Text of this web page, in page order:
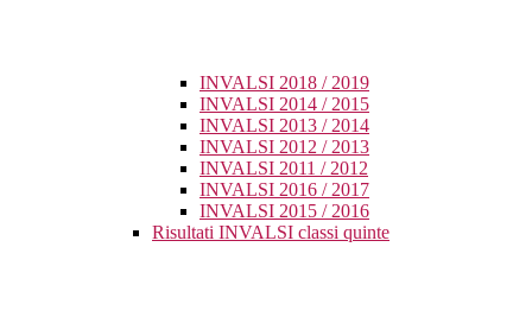
INVALSI 2018 / 2019
INVALSI 2014 / 2015
INVALSI 2013 / 2014
INVALSI 2012 / 2013
INVALSI 2011 / 2012
INVALSI 2016 / 2017
INVALSI 2015 / 2016
Risultati INVALSI classi quinte